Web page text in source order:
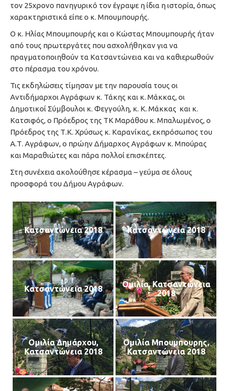
τον 25χρονο πανηγυρικό τον έγραψε η ίδια η ιστορία, όπως
χαρακτηριστικά είπε ο κ. Μπουμπουρής.
Ο κ. Ηλίας Μπουμπουρής και ο Κώστας Μπουμπουρής ήταν
από τους πρωτεργάτες που ασχολήθηκαν για να
πραγματοποιηθούν τα Κατσαντώνεια και να καθιερωθούν
στο πέρασμα του χρόνου.
Τις εκδηλώσεις τίμησαν με την παρουσία τους οι
Αντιδήμαρχοι Αγράφων κ. Τάκης και κ. Μάκκας, οι
Δημοτικοί Σύμβουλοι κ. Φεγγούλη, κ. Κ. Μάκκας και κ.
Κατσιφός, ο Πρόεδρος της ΤΚ Μαράθου κ. Μπαλωμένος, ο
Πρόεδρος της Τ.Κ. Χρύσως κ. Καρανίκας, εκπρόσωπος του
Α.Τ. Αγράφων, ο πρώην Δήμαρχος Αγράφων κ. Μπούρας
και Μαραθιώτες και πάρα πολλοί επισκέπτες.
Στη συνέχεια ακολούθησε κέρασμα – γεύμα σε όλους
προσφορά του Δήμου Αγράφων.
Κατσαντώνεια 2018 Κατσαντώνεια 2018
Κατσαντώνεια 2018
Ομιλία, Κατσαντώνεια
2018
Ομιλία Δημάρχου,
Κατσαντώνεια 2018
Ομιλία Μπουμπουρης,
Κατσαντώνεια 2018